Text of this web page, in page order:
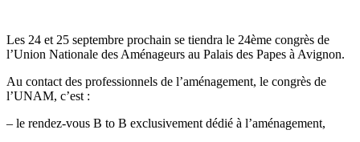
Les 24 et 25 septembre prochain se tiendra le 24ème congrès de
l’Union Nationale des Aménageurs au Palais des Papes à Avignon.
Au contact des professionnels de l’aménagement, le congrès de
l’UNAM, c’est :
– le rendez-vous B to B exclusivement dédié à l’aménagement,